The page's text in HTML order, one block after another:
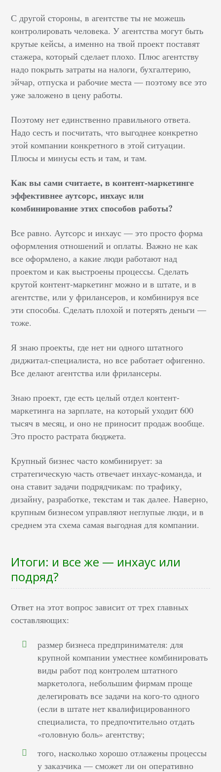
С другой стороны, в агентстве ты не можешь
контролировать человека. У агентства могут быть
крутые кейсы, а именно на твой проект поставят
стажера, который сделает плохо. Плюс агентству
надо покрыть затраты на налоги, бухгалтерию,
эйчар, отпуска и рабочие места — поэтому все это
уже заложено в цену работы.
Поэтому нет единственно правильного ответа.
Надо сесть и посчитать, что выгоднее конкретно
этой компании конкретного в этой ситуации.
Плюсы и минусы есть и там, и там.
Как вы сами считаете, в контент-маркетинге
эффективнее аутсорс, инхаус или
комбинирование этих способов работы?
Все равно. Аутсорс и инхаус — это просто форма
оформления отношений и оплаты. Важно не как
все оформлено, а какие люди работают над
проектом и как выстроены процессы. Сделать
крутой контент-маркетинг можно и в штате, и в
агентстве, или у фрилансеров, и комбинируя все
эти способы. Сделать плохой и потерять деньги —
тоже.
Я знаю проекты, где нет ни одного штатного
диджитал-специалиста, но все работает офигенно.
Все делают агентства или фрилансеры.
Знаю проект, где есть целый отдел контент-
маркетинга на зарплате, на который уходит 600
тысяч в месяц, и оно не приносит продаж вообще.
Это просто растрата бюджета.
Крупный бизнес часто комбинирует: за
стратегическую часть отвечает инхаус-команда, и
она ставит задачи подрядчикам: по трафику,
дизайну, разработке, текстам и так далее. Наверно,
крупным бизнесом управляют неглупые люди, и в
среднем эта схема самая выгодная для компании.
Итоги: и все же — инхаус или
подряд?
Ответ на этот вопрос зависит от трех главных
составляющих:
размер бизнеса предпринимателя: для
крупной компании уместнее комбинировать
виды работ под контролем штатного
маркетолога, небольшим фирмам проще
делегировать все задачи на кого-то одного
(если в штате нет квалифицированного
специалиста, то предпочтительно отдать
«головную боль» агентству;
того, насколько хорошо отлажены процессы
у заказчика — сможет ли он оперативно